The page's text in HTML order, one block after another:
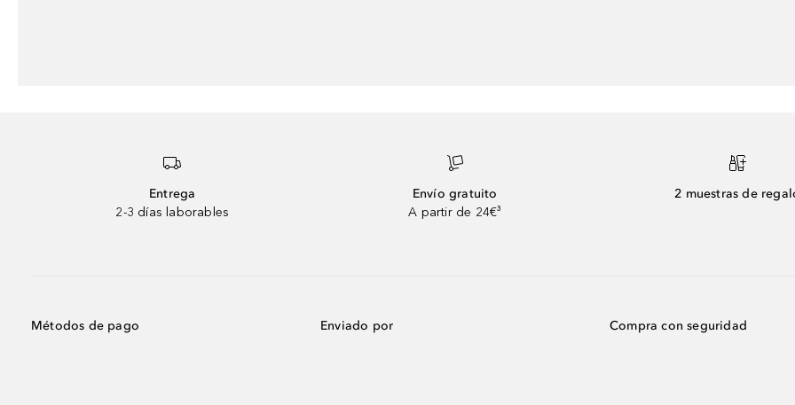
Entrega
2-3 días laborables
Envío gratuito
A partir de 24€³
2 muestras de
Métodos de pago Enviado por Compra con seguridad